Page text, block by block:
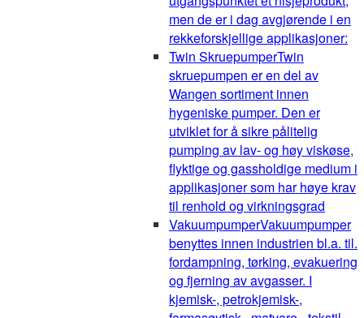
men de er i dag avgjørende i en
rekkeforskjellige applikasjoner:
Twin SkruepumperTwin
skruepumpen er en del av
Wangen sortiment innen
hygeniske pumper. Den er
utviklet for å sikre pålitelig
pumping av lav- og høy viskøse,
flyktige og gassholdige medium i
applikasjoner som har høye krav
til renhold og virkningsgrad
VakuumpumperVakuumpumper
benyttes innen industrien bl.a. til.
fordampning, tørking, evakuering
og fjerning av avgasser. I
kjemisk-, petrokjemisk-,